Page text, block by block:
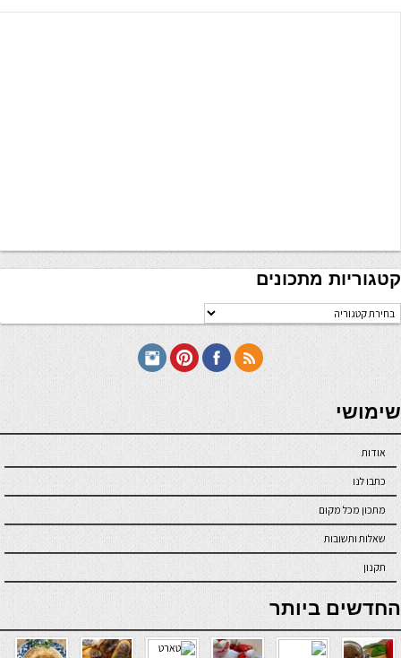
קטגוריות מתכונים
קטגוריות
מתכונים
seriöse online casinos österreich
שימושי
אודות
כתבו לנו
מתכון מכל מקום
שאלות ותשובות
תקנון
online casino
החדשים ביותר